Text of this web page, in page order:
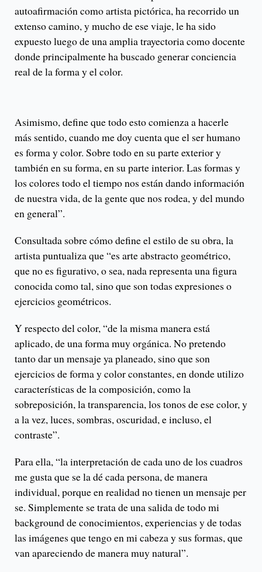
autoafirmación como artista pictórica, ha recorrido un
extenso camino, y mucho de ese viaje, le ha sido
expuesto luego de una amplia trayectoria como docente
donde principalmente ha buscado generar conciencia
real de la forma y el color.
Asimismo, define que todo esto comienza a hacerle
más sentido, cuando me doy cuenta que el ser humano
es forma y color. Sobre todo en su parte exterior y
también en su forma, en su parte interior. Las formas y
los colores todo el tiempo nos están dando información
de nuestra vida, de la gente que nos rodea, y del mundo
en general”.
Consultada sobre cómo define el estilo de su obra, la
artista puntualiza que “es arte abstracto geométrico,
que no es figurativo, o sea, nada representa una figura
conocida como tal, sino que son todas expresiones o
ejercicios geométricos.
Y respecto del color, “de la misma manera está
aplicado, de una forma muy orgánica. No pretendo
tanto dar un mensaje ya planeado, sino que son
ejercicios de forma y color constantes, en donde utilizo
características de la composición, como la
sobreposición, la transparencia, los tonos de ese color, y
a la vez, luces, sombras, oscuridad, e incluso, el
contraste”.
Para ella, “la interpretación de cada uno de los cuadros
me gusta que se la dé cada persona, de manera
individual, porque en realidad no tienen un mensaje per
se. Simplemente se trata de una salida de todo mi
background de conocimientos, experiencias y de todas
las imágenes que tengo en mi cabeza y sus formas, que
van apareciendo de manera muy natural”.